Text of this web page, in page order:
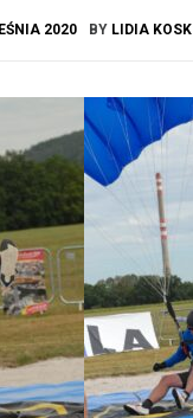
2020 BY LIDIA KOSK